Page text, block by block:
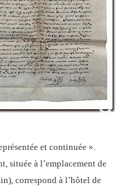
et continuée ».
située à l’emplacement de
correspond à l’hôtel de